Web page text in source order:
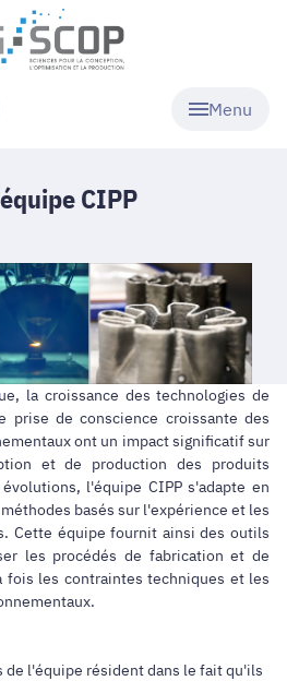
Menu
CIPP
la croissance des technologies de
prise de conscience croissante des
ont un impact significatif sur
et de production des produits
l'équipe CIPP s'adapte en
basés sur l'expérience et les
Cette équipe fournit ainsi des outils
les procédés de fabrication et de
fois les contraintes techniques et les
de l'équipe résident dans le fait qu'ils